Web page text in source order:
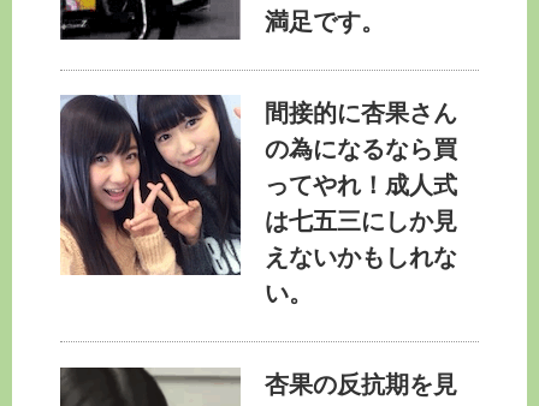
満足です。
間接的に杏果さん
の為になるなら買
ってやれ！成人式
は七五三にしか見
えないかもしれな
い。
杏果の反抗期を見